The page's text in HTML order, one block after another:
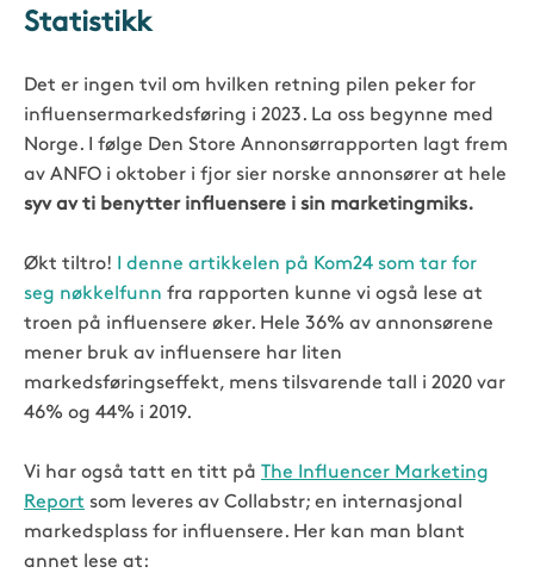
Statistikk
Det er ingen tvil om hvilken retning pilen peker for
influensermarkedsføring i 2023. La oss begynne med
Norge. I følge Den Store Annonsørrapporten lagt frem
av ANFO i oktober i fjor sier norske annonsører at hele
syv av ti benytter influensere i sin marketingmiks.
Økt tiltro!
I denne artikkelen på Kom24 som tar for
seg nøkkelfunn fra rapporten kunne vi også lese at
troen på influensere øker. Hele 36% av annonsørene
mener bruk av influensere har liten
markedsføringseffekt, mens tilsvarende tall i 2020 var
46% og 44% i 2019.
Vi har også tatt en titt på The Influencer Marketing
Report som leveres av Collabstr; en internasjonal
markedsplass for influensere. Her kan man blant
annet lese at: